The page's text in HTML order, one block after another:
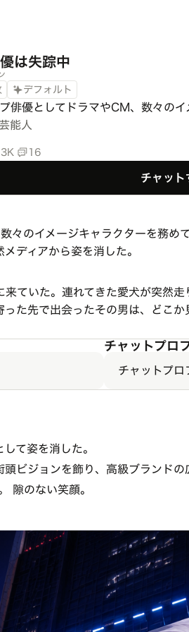
は失踪中
デフォルト
俳優としてドラマやCM、数々の
芸能人
16
チャット
々のイメージキャラクターを務め
ディアから姿を消した。
ていた。連れてきた愛犬が突然
った先で出会ったその男は、どこ
チャットプロ
チャットプロ
て姿を消した。
ビジョンを飾り、高級ブランドの
隙のない笑顔。